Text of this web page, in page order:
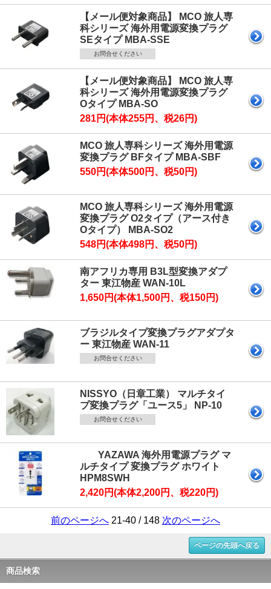
【メール便対象商品】 MCO 旅人専
科シリーズ 海外用電源変換プラグ
SEタイプ MBA-SSE
お問合せください
【メール便対象商品】 MCO 旅人専
科シリーズ 海外用電源変換プラグ
Oタイプ MBA-SO
281円(本体255円、税26円)
MCO 旅人専科シリーズ 海外用電源
変換プラグ BFタイプ MBA-SBF
550円(本体500円、税50円)
MCO 旅人専科シリーズ 海外用電源
変換プラグ O2タイプ（アース付き
Oタイプ） MBA-SO2
548円(本体498円、税50円)
南アフリカ専用 B3L型変換アダプ
ター 東江物産 WAN-10L
1,650円(本体1,500円、税150円)
ブラジルタイプ変換プラグアダプタ
ー 東江物産 WAN-11
お問合せください
NISSYO（日章工業） マルチタイ
プ変換プラグ「ユース5」 NP-10
お問合せください
YAZAWA 海外用電源プラグ マ
ルチタイプ 変換プラグ ホワイト
HPM8SWH
2,420円(本体2,200円、税220円)
前のページへ 21-40 / 148 次のページへ
ページの先頭へ戻る
商品検索